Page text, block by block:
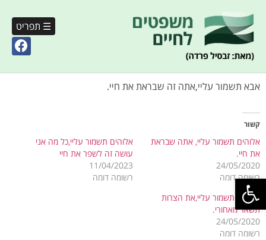
פתח סרגל נגישות
☰ תפריט
אבא תשמור עליי,אתה זה שבראת את חיי.
קשור
אלוהים תשמור עליי, אתה שבראת
את חיי.
24/05/2020
רשומה דומה
אלוהים תשמור עליי,כל מה אני
עושה זה לשפר את חיי
11/04/2023
רשומה דומה
אלוהים תשמור עליי,את הצרות
תשאר מאחורי.
24/05/2020
רשומה דומה